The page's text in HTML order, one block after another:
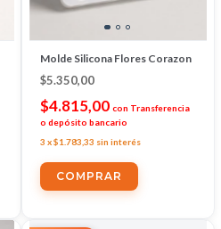
Molde Silicona Flores Corazon
$5.350,00
$4.815,00 con Transferencia
o depósito bancario
3 x$1.783,33 sin interés